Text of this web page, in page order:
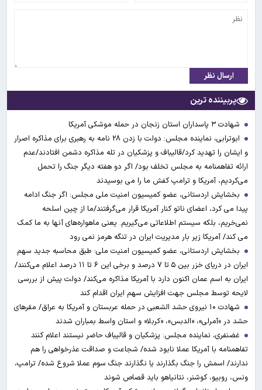
ارسال نظر
پربیننده ترین
شهادت ۳ ‌پاسداران استان زنجان در حمله موشکی آمریکا
ابوترابی، نماینده مجلس: دولت با زدن ۲۸ نامه به رهبری برای مذاکره اصرار
و ایشان را تهدید کرد/قالیباف و پزشکیان در تله مذاکره دشمن افتادند/عدم
ارائه تفاهمنامه به مجلس تخلف بود/ اگر دو هفته دیگر جنگ را تحمل
می‌کردیم، آمریکا و ترامپ کفش ما را می بوسیدند
بخشایش اردستانی، عضو کمیسیون امنیت ملی مجلس: اگر جنگ ادامه
پیدا می کرد، اعضای ناتو کنار آمریکا قرار می‌گرفتند/ما از چین اسلحه
نمی‌خریم، بلکه سیستم اطلاعاتی می‌گیریم. یعنی ماهواره‌های آنها به ما کمک
می کند/ آمریکا زیر بار مدیریت ایران در تنگه هرمز نمی رود
بخشایش اردستانی، عضو کمیسیون امنیت ملی: طبق محاسبه جدید سهم
ایران در دریای خزر بین ۵ تا ۷ درصد و برخی این ۶ تا ۱۱ درصد اعلام می‌کنند/
ایران به اسم عمان اکنون دارد با آمریکا مذاکره می‌کند/ دولت پیش از بررسی
لایحه توسط مجلس جهت افزایش سهم ایران اقدام کند
شهادت ۱۰ نیروی حشد الشعبی در حمله عربستان و آمریکا به عراق/ مقرهای
حشد در »آمرلی»، «الدبس»، «کربلا« و استان واسط بمباران شدند
غضنفری، نماینده مجلس: پزشکیان و قالیباف حاضر نیستند اعلام کنند
تفاهمنامه با آمریکا عملا نابود شده/ شجاعت و صداقت عذرخواهی را هم
ندارند/ اسمش را جنگ بگذارند یا نگذارند جنگ سوم عملا شروع شده/ ترامپ،
ونس، روبیو، کوشنر، نتانیاهو باید قصاص شوند